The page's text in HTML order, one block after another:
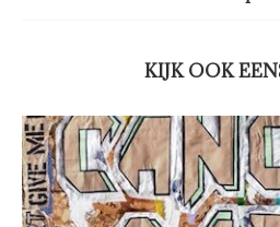
KIJK OOK